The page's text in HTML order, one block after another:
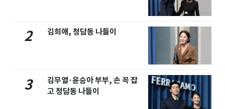
2 김희애, 청담동 나들이
3
김무열·윤승아 부부, 손 꼭 잡
고 청담동 나들이